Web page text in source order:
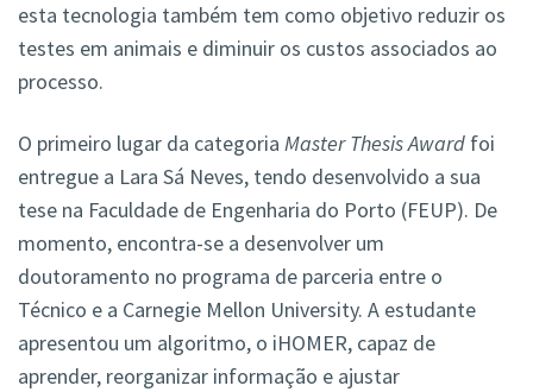
esta tecnologia também tem como objetivo reduzir os
testes em animais e diminuir os custos associados ao
processo.
O primeiro lugar da categoria Master Thesis Award foi
entregue a Lara Sá Neves, tendo desenvolvido a sua
tese na Faculdade de Engenharia do Porto (FEUP). De
momento, encontra-se a desenvolver um
doutoramento no programa de parceria entre o
Técnico e a Carnegie Mellon University. A estudante
apresentou um algoritmo, o iHOMER, capaz de
aprender, reorganizar informação e ajustar